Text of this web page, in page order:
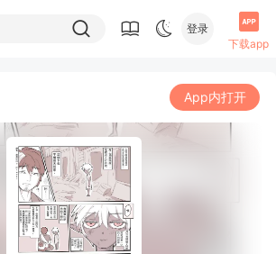
登录
下载app
App内打开